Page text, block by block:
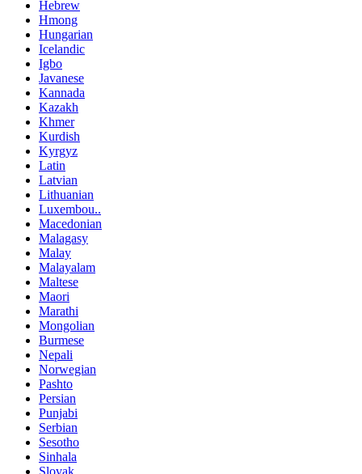
Hebrew
Hmong
Hungarian
Icelandic
Igbo
Javanese
Kannada
Kazakh
Khmer
Kurdish
Kyrgyz
Latin
Latvian
Lithuanian
Luxembou..
Macedonian
Malagasy
Malay
Malayalam
Maltese
Maori
Marathi
Mongolian
Burmese
Nepali
Norwegian
Pashto
Persian
Punjabi
Serbian
Sesotho
Sinhala
Slovak